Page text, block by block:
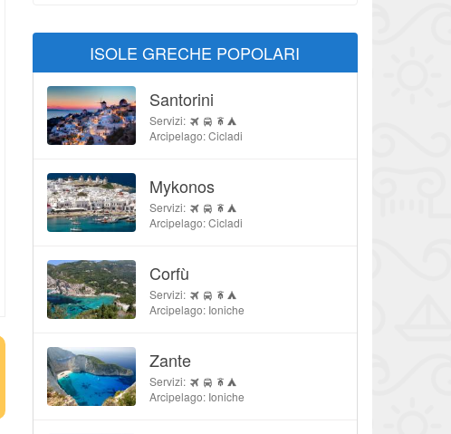
ISOLE GRECHE POPOLARI
Santorini
Servizi:
Arcipelago: Cicladi
Mykonos
Servizi:
Arcipelago: Cicladi
Corfù
Servizi:
Arcipelago: Ioniche
Zante
Servizi:
Arcipelago: Ioniche